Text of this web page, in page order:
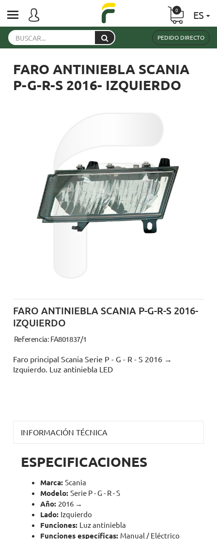
PEDIDO DIRECTO
ES
0
FARO ANTINIEBLA SCANIA
P-G-R-S 2016- IZQUIERDO
FARO ANTINIEBLA SCANIA P-G-R-S 2016-
IZQUIERDO
Referencia: FA801837/1
Faro principal Scania Serie P - G - R - S 2016 →
Izquierdo. Luz antiniebla LED
INFORMACIÓN TÉCNICA
ESPECIFICACIONES
Marca: Scania
Modelo: Serie P - G - R - S
Año: 2016 →
Lado: Izquierdo
Funciones: Luz antiniebla
Funciones específicas: Manual / Eléctrico